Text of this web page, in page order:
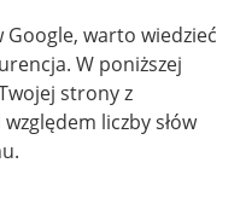
Google, warto wiedzieć
W poniższej
strony z
liczby słów